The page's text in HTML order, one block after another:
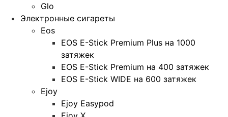
Glo
Электронные сигареты
Eos
EOS E-Stick Premium Plus на 1000
затяжек
EOS E-Stick Premium на 400 затяжек
EOS E-Stick WIDE на 600 затяжек
Ejoy
Ejoy Easypod